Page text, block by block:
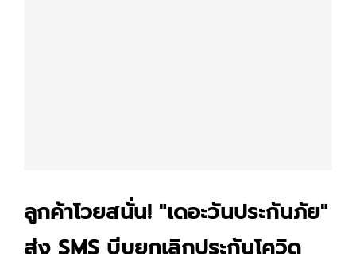
ลูกค้าโวยสนั่น! "เดอะวันประกันภัย"
ส่ง SMS บีบยกเลิกประกันโควิด